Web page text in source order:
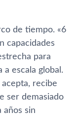
de tiempo. «6
capacidades
para
escala global.
recibe
ser demasiado
años sin